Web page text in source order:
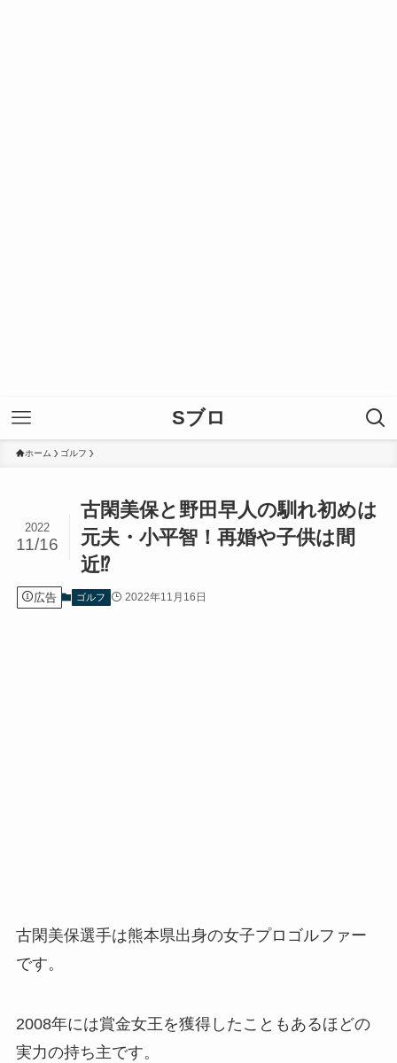
Sブロ
ホーム ゴルフ
古閑美保と野田早人の馴れ初めは
元夫・小平智！再婚や子供は間
近⁉︎
2022
11/16
広告 ゴルフ 2022年11月16日
古閑美保選手は熊本県出身の女子プロゴルファー
です。
2008年には賞金女王を獲得したこともあるほどの
実力の持ち主です。